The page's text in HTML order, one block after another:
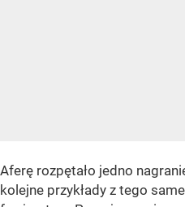
Aferę rozpętało jedno
kolejne przykłady z tego